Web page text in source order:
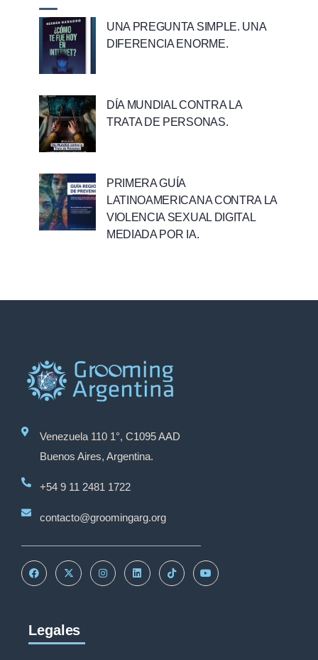
UNA PREGUNTA SIMPLE. UNA
DIFERENCIA ENORME.
DÍA MUNDIAL CONTRA LA
TRATA DE PERSONAS.
PRIMERA GUÍA
LATINOAMERICANA CONTRA LA
VIOLENCIA SEXUAL DIGITAL
MEDIADA POR IA.
Venezuela 110 1°, C1095 AAD
Buenos Aires, Argentina.
+54 9 11 2481 1722
contacto@groomingarg.org
Legales